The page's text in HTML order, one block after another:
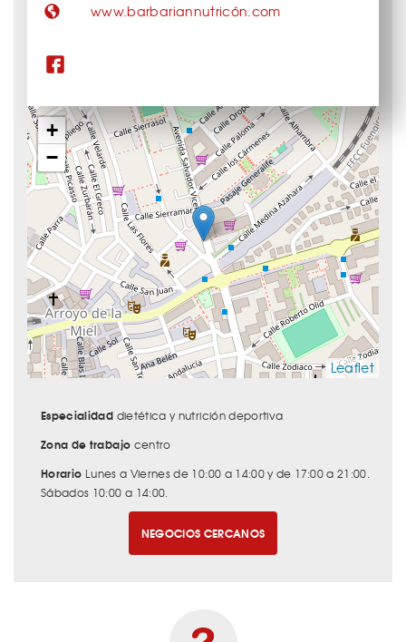
+
−
Leaflet
www.barbariannutricón.com
Especialidad dietética y nutrición deportiva
Zona de trabajo centro
Horario Lunes a Viernes de 10:00 a 14:00 y de 17:00 a 21:00.
Sábados 10:00 a 14:00.
NEGOCIOS CERCANOS